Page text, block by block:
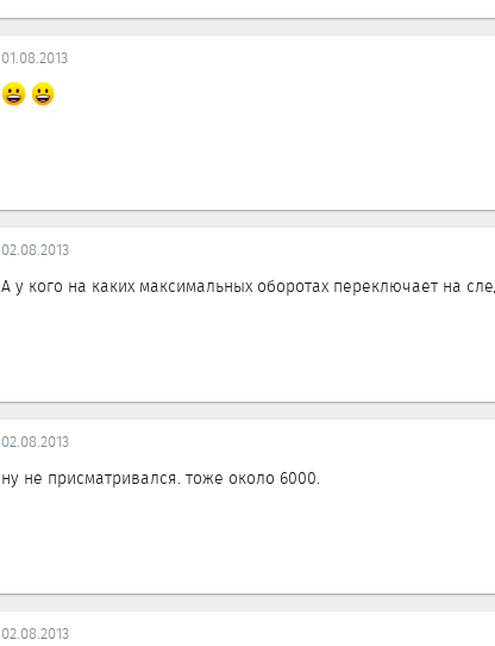
01.08.2013
02.08.2013
А у кого на каких максимальных оборотах переключает на
02.08.2013
ну не присматривался. тоже около 6000.
02.08.2013